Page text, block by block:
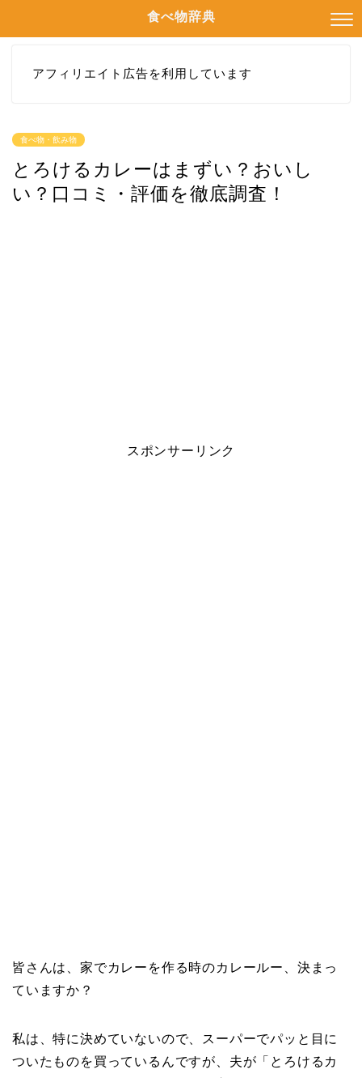
食べ物辞典
アフィリエイト広告を利用しています
食べ物・飲み物
とろけるカレーはまずい？おいし
い？口コミ・評価を徹底調査！
スポンサーリンク
皆さんは、家でカレーを作る時のカレールー、決まっ
ていますか？
私は、特に決めていないので、スーパーでパッと目に
ついたものを買っているんですが、夫が「とろけるカ